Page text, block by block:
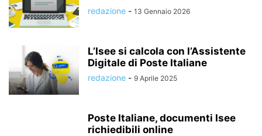
redazione - 13 Gennaio 2026
L’Isee si calcola con l’Assistente
Digitale di Poste Italiane
redazione - 9 Aprile 2025
Poste Italiane, documenti Isee
richiedibili online